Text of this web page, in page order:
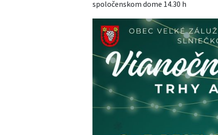
spoločenskom dome 14.30 h